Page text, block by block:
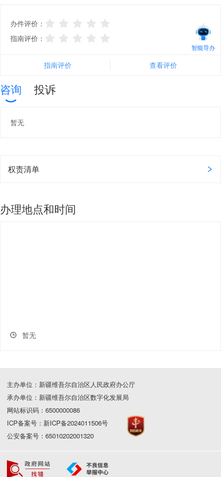
智能导办
办件评价：
指南评价：
指南评价 查看评价
咨询 投诉
暂无
权责清单
办理地点和时间
暂无
主办单位：新疆维吾尔自治区人民政府办公厅
承办单位：新疆维吾尔自治区数字化发展局
网站标识码：6500000086
ICP备案号：新ICP备2024011506号
公安备案号：65010202001320